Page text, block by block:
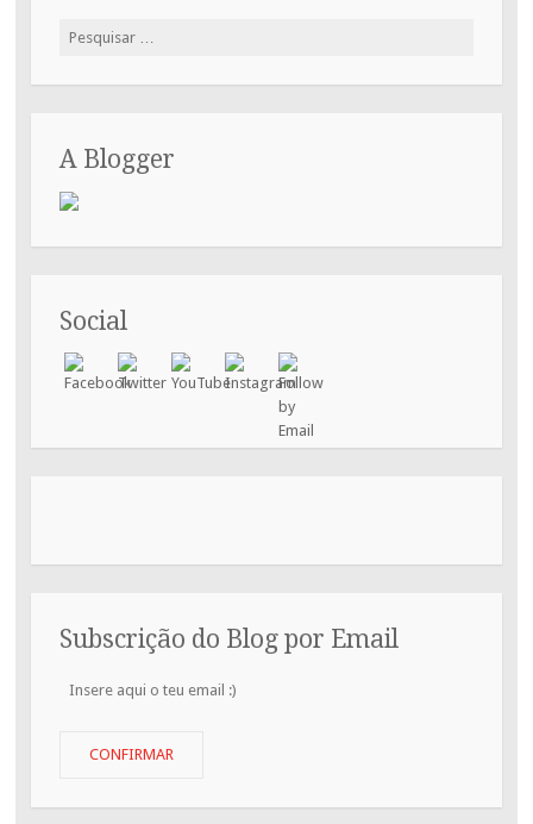
Pesquisar
A Blogger
Social
Subscrição do Blog por Email
Insere
CONFIRMAR